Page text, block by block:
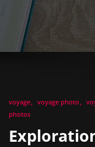
voyage voyage photo
photos